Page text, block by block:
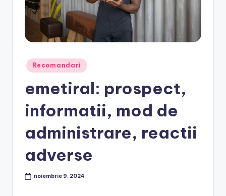
Posted
in
Recomandari
emetiral: prospect,
informatii, mod de
administrare, reactii
adverse
noiembrie 9, 2024